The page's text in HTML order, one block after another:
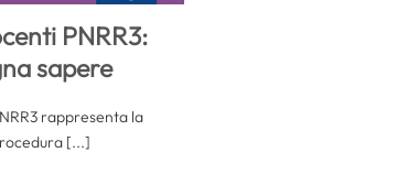
PNRR3:
sapere
rappresenta la
[...]